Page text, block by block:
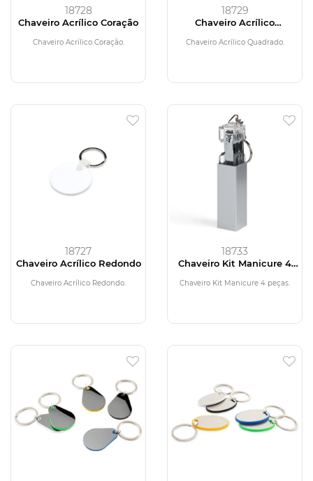
18728
Chaveiro Acrílico Coração
Chaveiro Acrílico Coração.
18729
Chaveiro Acrílico
Chaveiro Acrílico Quadrado.
18727
Chaveiro Acrílico Redondo
Chaveiro Acrílico Redondo.
18733
Chaveiro Kit Manicure 4
Chaveiro Kit Manicure 4 peças.